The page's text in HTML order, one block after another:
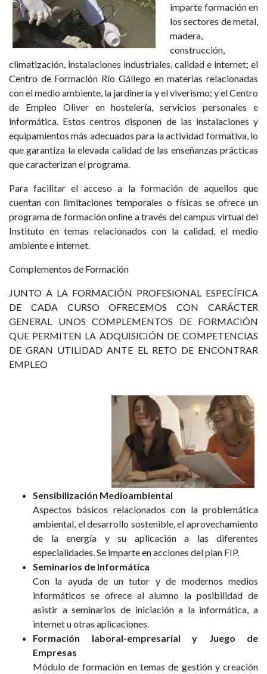
imparte formación en
los sectores de metal,
madera,
construcción,
climatización, instalaciones industriales, calidad e internet; el
Centro de Formación Río Gállego en materias relacionadas
con el medio ambiente, la jardinería y el viverismo; y el Centro
de Empleo Oliver en hostelería, servicios personales e
informática. Estos centros disponen de las instalaciones y
equipamientos más adecuados para la actividad formativa, lo
que garantiza la elevada calidad de las enseñanzas prácticas
que caracterizan el programa.
Para facilitar el acceso a la formación de aquellos que
cuentan con limitaciones temporales o físicas se ofrece un
programa de formación online a través del campus virtual del
Instituto en temas relacionados con la calidad, el medio
ambiente e internet.
Complementos de Formación
JUNTO A LA FORMACIÓN PROFESIONAL ESPECÍFICA
DE CADA CURSO OFRECEMOS CON CARÁCTER
GENERAL UNOS COMPLEMENTOS DE FORMACIÓN
QUE PERMITEN LA ADQUISICIÓN DE COMPETENCIAS
DE GRAN UTILIDAD ANTE EL RETO DE ENCONTRAR
EMPLEO
Sensibilización Medioambiental
Aspectos básicos relacionados con la problemática
ambiental, el desarrollo sostenible, el aprovechamiento
de la energía y su aplicación a las diferentes
especialidades. Se imparte en acciones del plan FIP.
Seminarios de Informática
Con la ayuda de un tutor y de modernos medios
informáticos se ofrece al alumno la posibilidad de
asistir a seminarios de iniciación a la informática, a
internet u otras aplicaciones.
Formación laboral-empresarial y Juego de
Empresas
Módulo de formación en temas de gestión y creación